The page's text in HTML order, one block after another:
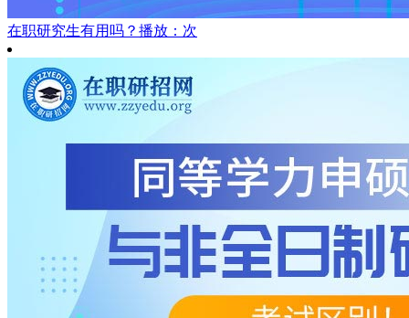
在职研究生有用吗？ 播放：次